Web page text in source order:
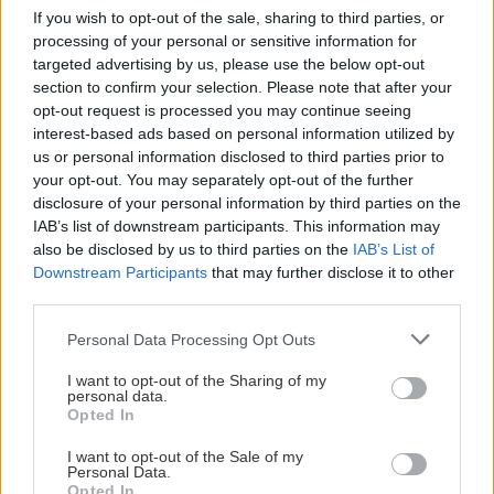
If you wish to opt-out of the sale, sharing to third parties, or
processing of your personal or sensitive information for
targeted advertising by us, please use the below opt-out
section to confirm your selection. Please note that after your
opt-out request is processed you may continue seeing
interest-based ads based on personal information utilized by
us or personal information disclosed to third parties prior to
your opt-out. You may separately opt-out of the further
disclosure of your personal information by third parties on the
IAB’s list of downstream participants. This information may
also be disclosed by us to third parties on the IAB’s List of
Downstream Participants that may further disclose it to other
Personal Data Processing Opt Outs
I want to opt-out of the Sharing of my
personal data.
Opted In
I want to opt-out of the Sale of my
Personal Data.
08:11
ΚΡΗΤΗ
Ηράκλειο: Συγκίνηση στην εορτή του Αγίου
Μύρωνος - Χειροτονία νέου πρεσβυτέρου
08:00
ΓΥΝΑΙΚΑ
Τα ζώδια της Κυριακής
07:47
ΚΡΗΤΗ
Στο «κόκκινο» η Κρήτη για εκδήλωση
07:33
ΚΡΗΤΗ
Κρήτη: Άγριος ξυλοδαρμός 51χρονου τουρίστα -
Συνελήφθησαν πέντε νεαροί
Όλες οι ειδήσεις
ΠΕΡΙΣΣΟΤΕΡΑ